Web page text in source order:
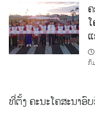
ກົ
ທີ່ຕັ້ງ ຄະນະໂຄສະນາອົ